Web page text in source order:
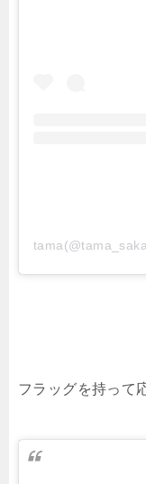
フラッグを持って